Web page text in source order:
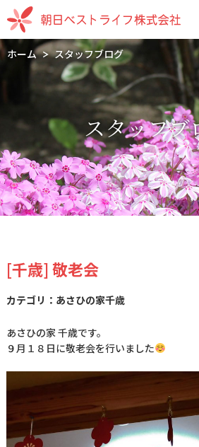
ホーム スタッフブログ
スタッフブ
[千歳] 敬老会
あさひの家千歳
あさひの家 千歳です。
９月１８日に敬老会を行いました